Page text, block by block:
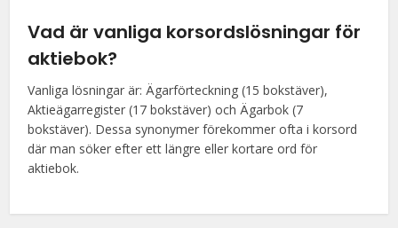
Vad är vanliga korsordslösningar för
aktiebok?
Vanliga lösningar är: Ägarförteckning (15 bokstäver),
Aktieägarregister (17 bokstäver) och Ägarbok (7
bokstäver). Dessa synonymer förekommer ofta i korsord
där man söker efter ett längre eller kortare ord för
aktiebok.